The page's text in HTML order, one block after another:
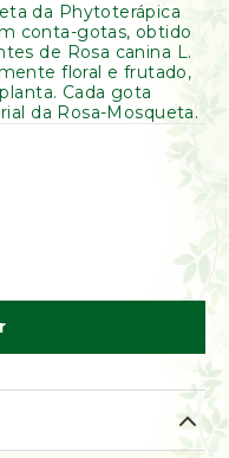
da Phytoterápica
conta-gotas, obtido
de Rosa canina L.
floral e frutado,
Cada gota
da Rosa-Mosqueta.